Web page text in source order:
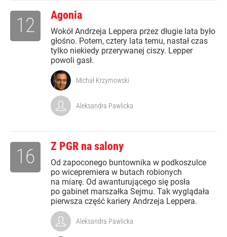
Agonia
Wokół Andrzeja Leppera przez długie lata było
głośno. Potem, cztery lata temu, nastał czas
tylko niekiedy przerywanej ciszy. Lepper
powoli gasł.
12
Michał Krzymowski
Aleksandra Pawlicka
Z PGR na salony
Od zapoconego buntownika w podkoszulce
po wicepremiera w butach robionych
na miarę. Od awanturującego się posła
po gabinet marszałka Sejmu. Tak wyglądała
pierwsza część kariery Andrzeja Leppera.
16
Aleksandra Pawlicka